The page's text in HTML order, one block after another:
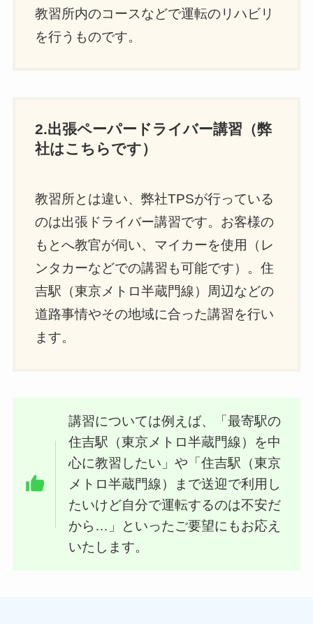
教習所内のコースなどで運転のリハビリ
を行うものです。
2.出張ペーパードライバー講習（弊
社はこちらです）
教習所とは違い、弊社TPSが行っている
のは出張ドライバー講習です。お客様の
もとへ教官が伺い、マイカーを使用（レ
ンタカーなどでの講習も可能です）。住
吉駅（東京メトロ半蔵門線）周辺などの
道路事情やその地域に合った講習を行い
ます。
講習については例えば、「最寄駅の
住吉駅（東京メトロ半蔵門線）を中
心に教習したい」や「住吉駅（東京
メトロ半蔵門線）まで送迎で利用し
たいけど自分で運転するのは不安だ
から…」といったご要望にもお応え
いたします。